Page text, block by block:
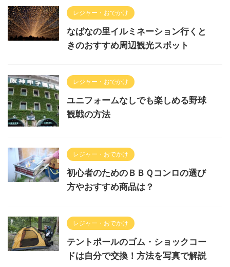
レジャー・おでかけ
なばなの里イルミネーション行くと
きのおすすめ周辺観光スポット
レジャー・おでかけ
ユニフォームなしでも楽しめる野球
観戦の方法
レジャー・おでかけ
初心者のためのＢＢＱコンロの選び
方やおすすめ商品は？
レジャー・おでかけ
テントポールのゴム・ショックコー
ドは自分で交換！方法を写真で解説